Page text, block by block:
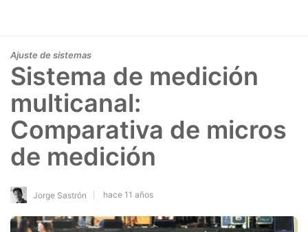
Ajuste de sistemas
Sistema de medición
multicanal:
Comparativa de micros
de medición
Jorge Sastrón hace 11 años